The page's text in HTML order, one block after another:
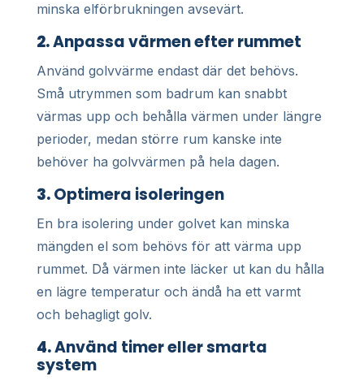
minska elförbrukningen avsevärt.
2.Anpassa värmen efter rummet
Använd golvvärme endast där det behövs.
Små utrymmen som badrum kan snabbt
värmas upp och behålla värmen under längre
perioder, medan större rum kanske inte
behöver ha golvvärmen på hela dagen.
3.Optimera isoleringen
En bra isolering under golvet kan minska
mängden el som behövs för att värma upp
rummet. Då värmen inte läcker ut kan du hålla
en lägre temperatur och ändå ha ett varmt
och behagligt golv.
4.Använd timer eller smarta
system